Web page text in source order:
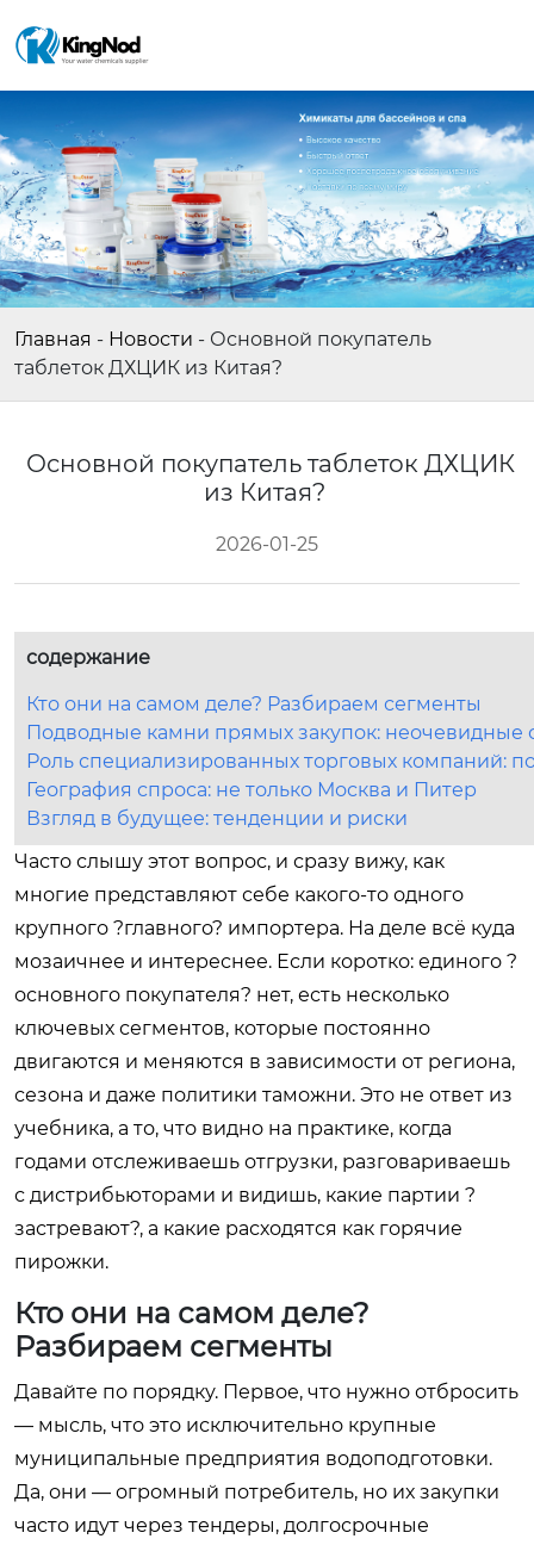
Главная - Новости - Основной покупатель
таблеток ДХЦИК из Китая?
Основной покупатель таблеток ДХЦИК
из Китая?
2026-01-25
содержание
Кто они на самом деле? Разбираем сегменты
Подводные камни прямых закупок: неочевидные
Роль специализированных торговых компаний:
География спроса: не только Москва и Питер
Взгляд в будущее: тенденции и риски
Часто слышу этот вопрос, и сразу вижу, как
многие представляют себе какого-то одного
крупного ?главного? импортера. На деле всё куда
мозаичнее и интереснее. Если коротко: единого ?
основного покупателя? нет, есть несколько
ключевых сегментов, которые постоянно
двигаются и меняются в зависимости от региона,
сезона и даже политики таможни. Это не ответ из
учебника, а то, что видно на практике, когда
годами отслеживаешь отгрузки, разговариваешь
с дистрибьюторами и видишь, какие партии ?
застревают?, а какие расходятся как горячие
пирожки.
Кто они на самом деле?
Разбираем сегменты
Давайте по порядку. Первое, что нужно отбросить
— мысль, что это исключительно крупные
муниципальные предприятия водоподготовки.
Да, они — огромный потребитель, но их закупки
часто идут через тендеры, долгосрочные